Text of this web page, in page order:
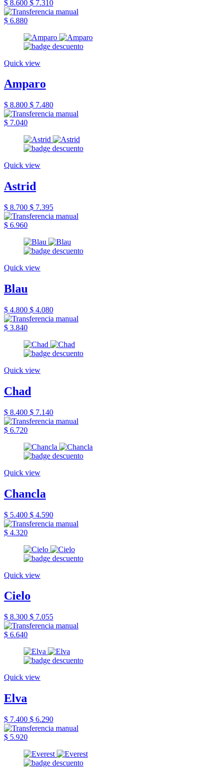
$ 8.600 $ 7.310
$ 6.880
Quick view
Amparo
$ 8.800 $ 7.480
$ 7.040
Quick view
Astrid
$ 8.700 $ 7.395
$ 6.960
Quick view
Blau
$ 4.800 $ 4.080
$ 3.840
Quick view
Chad
$ 8.400 $ 7.140
$ 6.720
Quick view
Chancla
$ 5.400 $ 4.590
$ 4.320
Quick view
Cielo
$ 8.300 $ 7.055
$ 6.640
Quick view
Elva
$ 7.400 $ 6.290
$ 5.920